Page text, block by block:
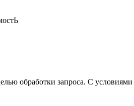
обработки запроса. С условиями